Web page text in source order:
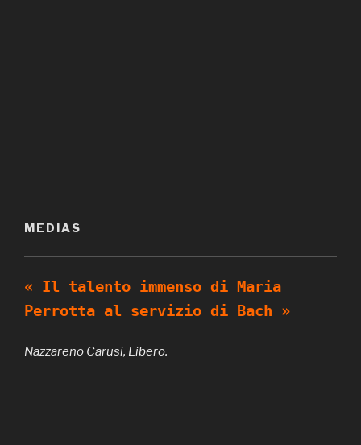
MEDIAS
« Il talento immenso di Maria
Perrotta al servizio di Bach »
Nazzareno Carusi, Libero.